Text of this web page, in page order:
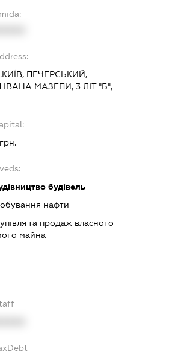
ПЕЧЕРСЬКИЙ,
МАЗЕПИ, 3 ЛІТ "Б",
будівель
нафти
та продаж власного
майна